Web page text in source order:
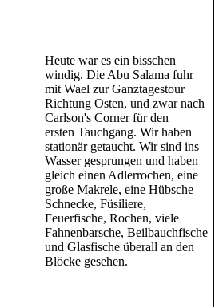
Heute war es ein bisschen
windig. Die Abu Salama fuhr
mit Wael zur Ganztagestour
Richtung Osten, und zwar nach
Carlson's Corner für den
ersten Tauchgang. Wir haben
stationär getaucht. Wir sind ins
Wasser gesprungen und haben
gleich einen Adlerrochen, eine
große Makrele, eine Hübsche
Schnecke, Füsiliere,
Feuerfische, Rochen, viele
Fahnenbarsche, Beilbauchfische
und Glasfische überall an den
Blöcke gesehen.